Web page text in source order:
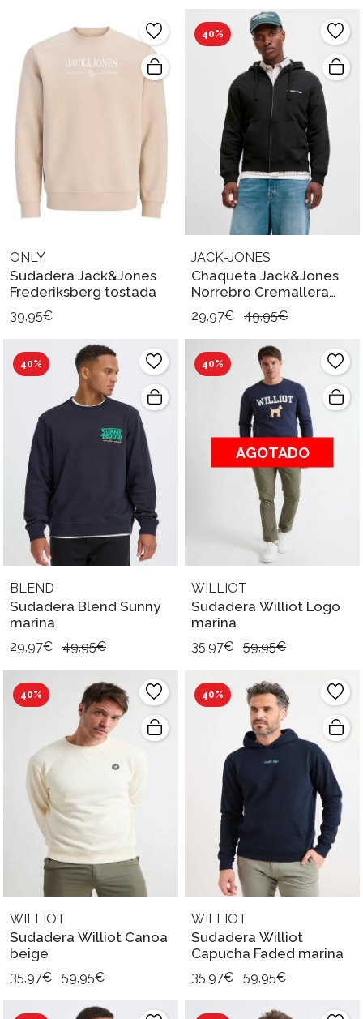
ONLY
Sudadera Jack&Jones
Frederiksberg tostada
39,95€
40%
JACK-JONES
Chaqueta Jack&Jones
Norrebro Cremallera
negra
29,97€ 49,95€
40%
BLEND
Sudadera Blend Sunny
marina
29,97€ 49,95€
40%
AGOTADO
WILLIOT
Sudadera Williot Logo
marina
35,97€ 59,95€
40%
WILLIOT
Sudadera Williot Canoa
beige
35,97€ 59,95€
40%
WILLIOT
Sudadera Williot
Capucha Faded marina
35,97€ 59,95€